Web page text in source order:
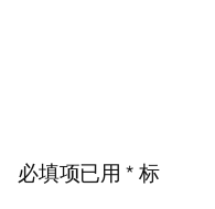
必填项已用*标